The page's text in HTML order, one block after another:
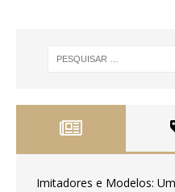
Imitadores e Modelos: